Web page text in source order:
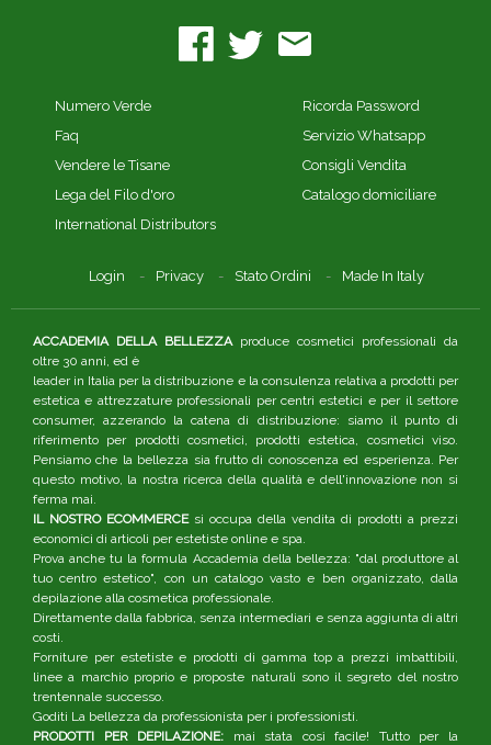
Numero Verde
Faq
Vendere le Tisane
Lega del Filo d'oro
International Distributors
Ricorda Password
Servizio Whatsapp
Consigli Vendita
Catalogo domiciliare
Login Privacy Stato Ordini Made In Italy
ACCADEMIA DELLA BELLEZZAproduce cosmetici professionali da
oltre 30 anni, ed è
leader in Italia per la distribuzione e la consulenza relativa a prodotti per
estetica e attrezzature professionali per centri estetici e per il settore
consumer, azzerando la catena di distribuzione: siamo il punto di
riferimento per prodotti cosmetici, prodotti estetica, cosmetici viso.
Pensiamo che la bellezza sia frutto di conoscenza ed esperienza. Per
questo motivo, la nostra ricerca della qualità e dell'innovazione non si
ferma mai.
IL NOSTRO ECOMMERCEsi occupa della vendita di prodotti a prezzi
economici di articoli per estetiste online e spa.
Prova anche tu la formula Accademia della bellezza: "dal produttore al
tuo centro estetico", con un catalogo vasto e ben organizzato, dalla
depilazione alla cosmetica professionale.
Direttamente dalla fabbrica, senza intermediari e senza aggiunta di altri
costi.
Forniture per estetiste e prodotti di gamma top a prezzi imbattibili,
linee a marchio proprio e proposte naturali sono il segreto del nostro
trentennale successo.
Goditi La bellezza da professionista per i professionisti.
PRODOTTI PER DEPILAZIONE: mai stata così facile! Tutto per la